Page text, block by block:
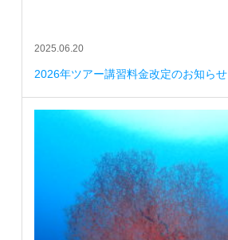
2025.06.20
2026年ツアー講習料金改定のお知らせ